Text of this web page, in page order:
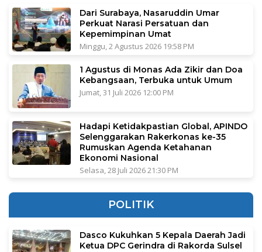
Dari Surabaya, Nasaruddin Umar
Perkuat Narasi Persatuan dan
Kepemimpinan Umat
Minggu, 2 Agustus 2026 19:58 PM
1 Agustus di Monas Ada Zikir dan Doa
Kebangsaan, Terbuka untuk Umum
Jumat, 31 Juli 2026 12:00 PM
Hadapi Ketidakpastian Global, APINDO
Selenggarakan Rakerkonas ke-35
Rumuskan Agenda Ketahanan
Ekonomi Nasional
Selasa, 28 Juli 2026 21:30 PM
POLITIK
Dasco Kukuhkan 5 Kepala Daerah Jadi
Ketua DPC Gerindra di Rakorda Sulsel